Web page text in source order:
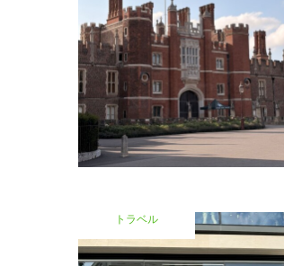
トラベル